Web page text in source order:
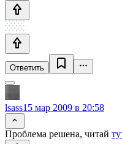
Ответить
lsass15 мар 2009 в 20:58
Проблема решена, читай